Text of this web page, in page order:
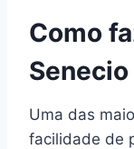
Como
Senecio
Uma das
facilidade de